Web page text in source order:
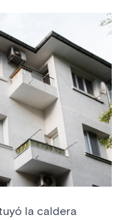
la caldera